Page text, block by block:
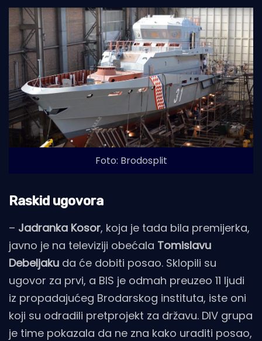
Foto: Brodosplit
Raskid ugovora
– Jadranka Kosor, koja je tada bila premijerka,
javno je na televiziji obećala Tomislavu
Debeljaku da će dobiti posao. Sklopili su
ugovor za prvi, a BIS je odmah preuzeo 11 ljudi
iz propadajućeg Brodarskog instituta, iste oni
koji su odradili pretprojekt za državu. DIV grupa
je time pokazala da ne zna kako uraditi posao,